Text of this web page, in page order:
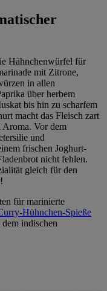
Hähnchenwürfel für
mit Zitrone,
in allen
über herbem
bis hin zu scharfem
macht das Fleisch zart
Aroma. Vor dem
und
frischen Joghurt-
nicht fehlen.
gleich für den
für marinierte
Hühnchen-Spieße
indischen